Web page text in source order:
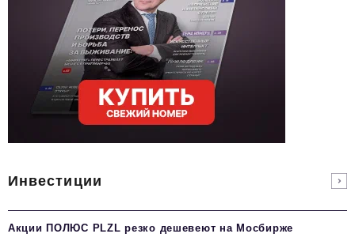
Инвестиции
Акции ПОЛЮС PLZL резко дешевеют на Мосбирже